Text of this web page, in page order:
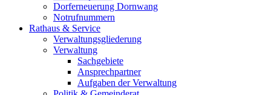
Dorferneuerung Dornwang
Notrufnummern
Rathaus & Service
Verwaltungsgliederung
Verwaltung
Sachgebiete
Ansprechpartner
Aufgaben der Verwaltung